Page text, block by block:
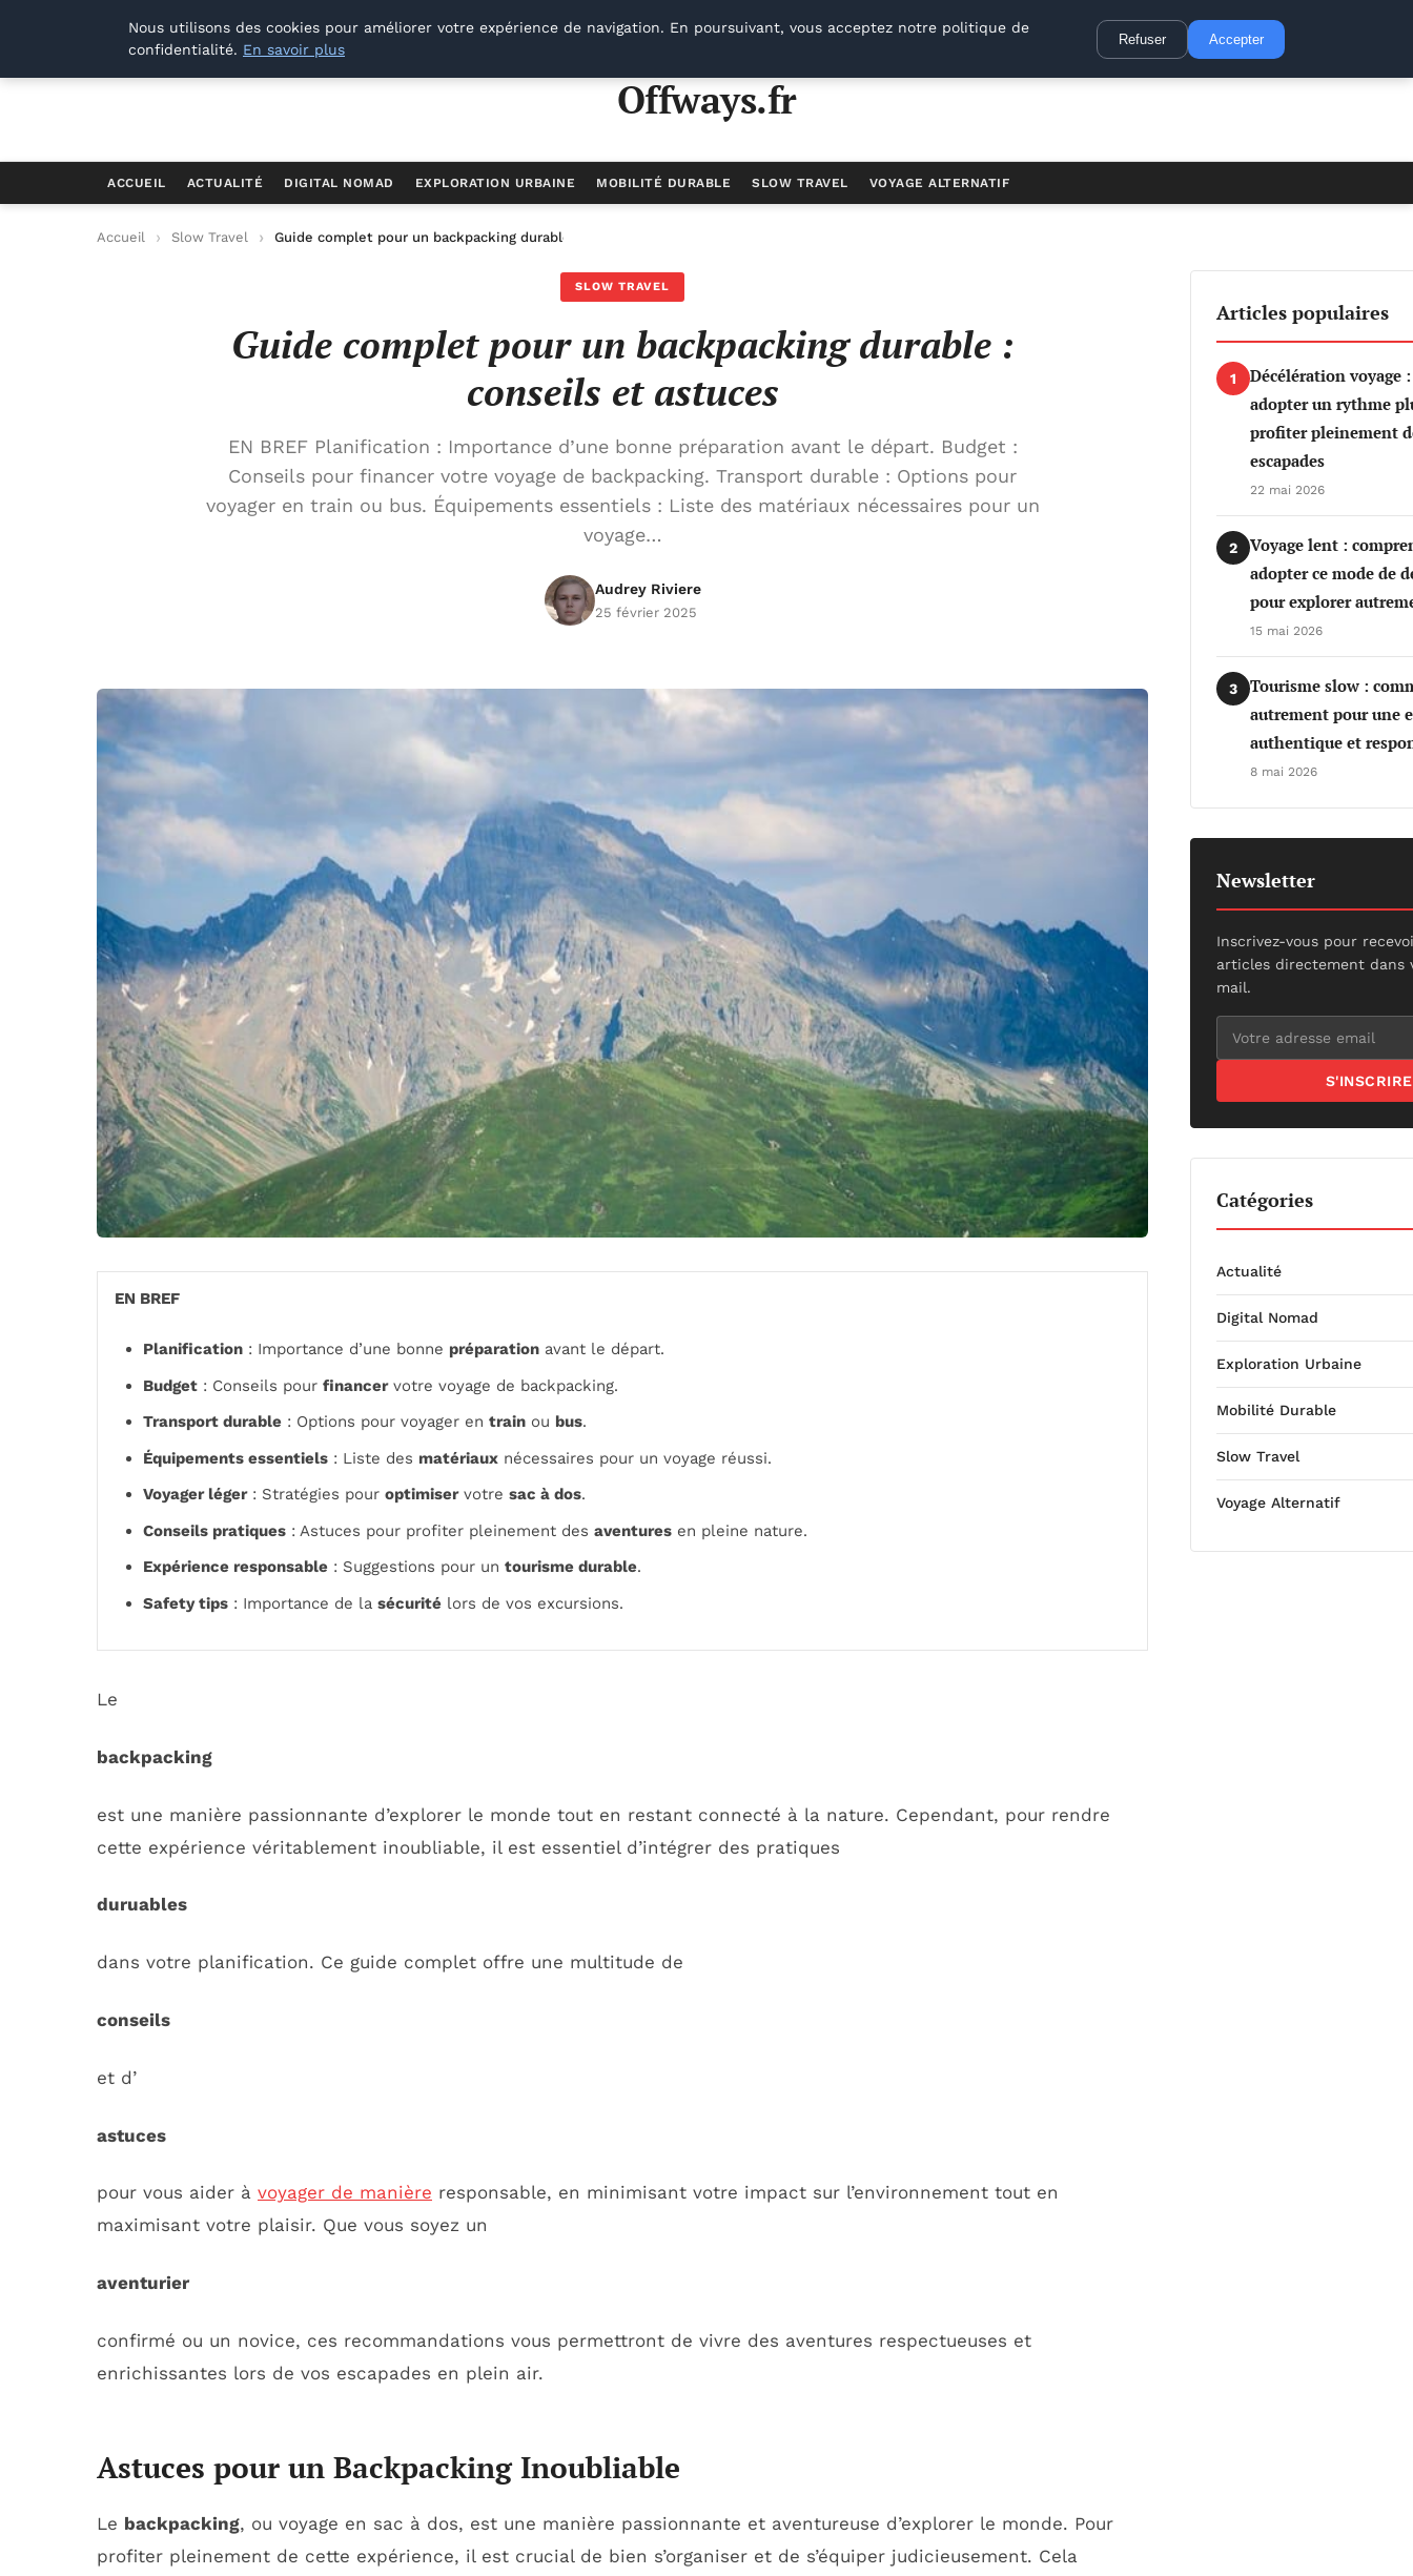
Offways.fr
Offways.fr
ACCUEIL ACTUALITÉ DIGITAL NOMAD EXPLORATION URBAINE MOBILITÉ DURABLE SLOW TRAVEL VOYAGE ALTERNATIF
Accueil Slow Travel Guide complet pour un backpacking durable : conseils et astuces
SLOW TRAVEL
Guide complet pour un backpacking durable :
conseils et astuces
EN BREF Planification : Importance d’une bonne préparation avant le départ. Budget :
Conseils pour financer votre voyage de backpacking. Transport durable : Options pour
voyager en train ou bus. Équipements essentiels : Liste des matériaux nécessaires pour un
voyage…
Audrey Riviere
25 février 2025
EN BREF
Planification : Importance d’une bonne préparation avant le départ.
Budget : Conseils pour financervotre voyage de backpacking.
Transport durable : Options pour voyager en train ou bus.
Équipements essentiels : Liste des matériaux nécessaires pour un voyage réussi.
Voyager léger: Stratégies pour optimiservotre sac à dos.
Conseils pratiques : Astuces pour profiter pleinement des aventures en pleine nature.
Expérience responsable : Suggestions pour un tourisme durable.
Safety tips : Importance de la sécurité lors de vos excursions.
Le
backpacking
est une manière passionnante d’explorer le monde tout en restant connecté à la nature. Cependant, pour rendre
cette expérience véritablement inoubliable, il est essentiel d’intégrer des pratiques
duruables
dans votre planification. Ce guide complet offre une multitude de
conseils
et d’
astuces
pour vous aider à voyager de manière responsable, en minimisant votre impact sur l’environnement tout en
maximisant votre plaisir. Que vous soyez un
aventurier
confirmé ou un novice, ces recommandations vous permettront de vivre des aventures respectueuses et
enrichissantes lors de vos escapades en plein air.
Astuces pour un Backpacking Inoubliable
Le backpacking, ou voyage en sac à dos, est une manière passionnante et aventureuse d’explorer le monde. Pour
profiter pleinement de cette expérience, il est crucial de bien s’organiser et de s’équiper judicieusement. Cela
Articles populaires
1
Décélération voyage
adopter un rythme
profiter pleinement
escapades
22 mai 2026
2
Voyage lent :
adopter ce mode de
pour explorer
15 mai 2026
3
Tourisme slow :
autrement pour une
authentique et
8 mai 2026
Newsletter
Inscrivez-vous pour
articles directement dans
mail.
S'INSCRIRE
Catégories
Actualité
Digital Nomad
Exploration Urbaine
Mobilité Durable
Slow Travel
Voyage Alternatif
Nous utilisons des cookies pour améliorer votre expérience de navigation. En poursuivant, vous acceptez notre politique de
confidentialité. En savoir plus
Refuser Accepter